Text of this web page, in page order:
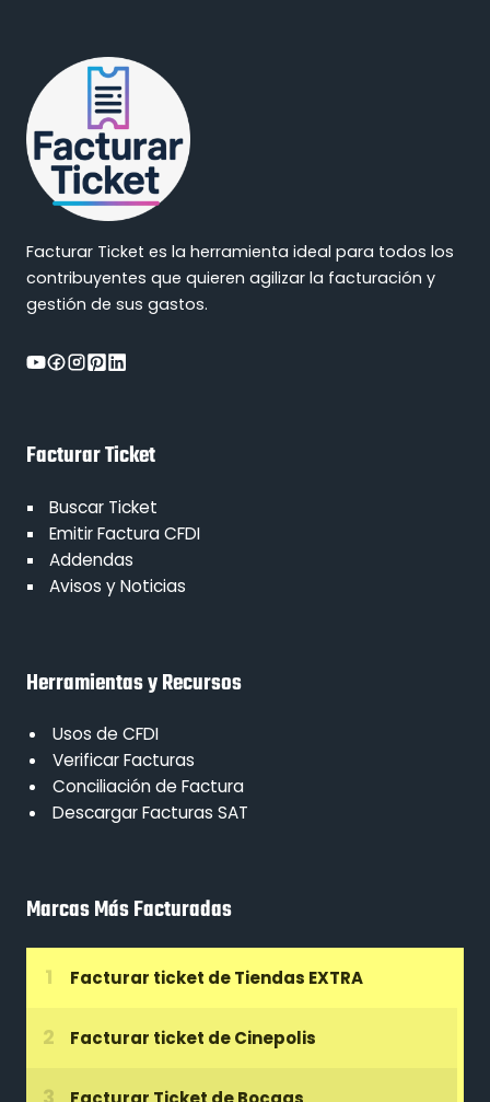
Facturar Ticket es la herramienta ideal para todos los
contribuyentes que quieren agilizar la facturación y
gestión de sus gastos.
Facturar Ticket
Buscar Ticket
Emitir Factura CFDI
Addendas
Avisos y Noticias
Herramientas y Recursos
Usos de CFDI
Verificar Facturas
Conciliación de Factura
Descargar Facturas SAT
Marcas Más Facturadas